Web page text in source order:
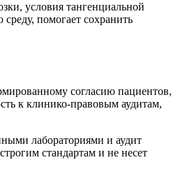
условия тангенциальной
помогает сохранить
согласию пациентов,
к клинико-правовым аудитам,
лабораториями и аудит
стандартам и не несет